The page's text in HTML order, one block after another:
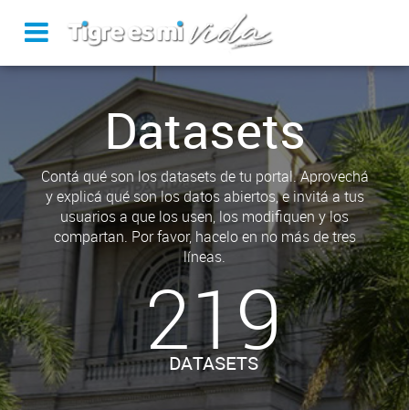
Datasets
Contá qué son los datasets de tu portal. Aprovechá
y explicá qué son los datos abiertos, e invitá a tus
usuarios a que los usen, los modifiquen y los
compartan. Por favor, hacelo en no más de tres
líneas.
219
DATASETS